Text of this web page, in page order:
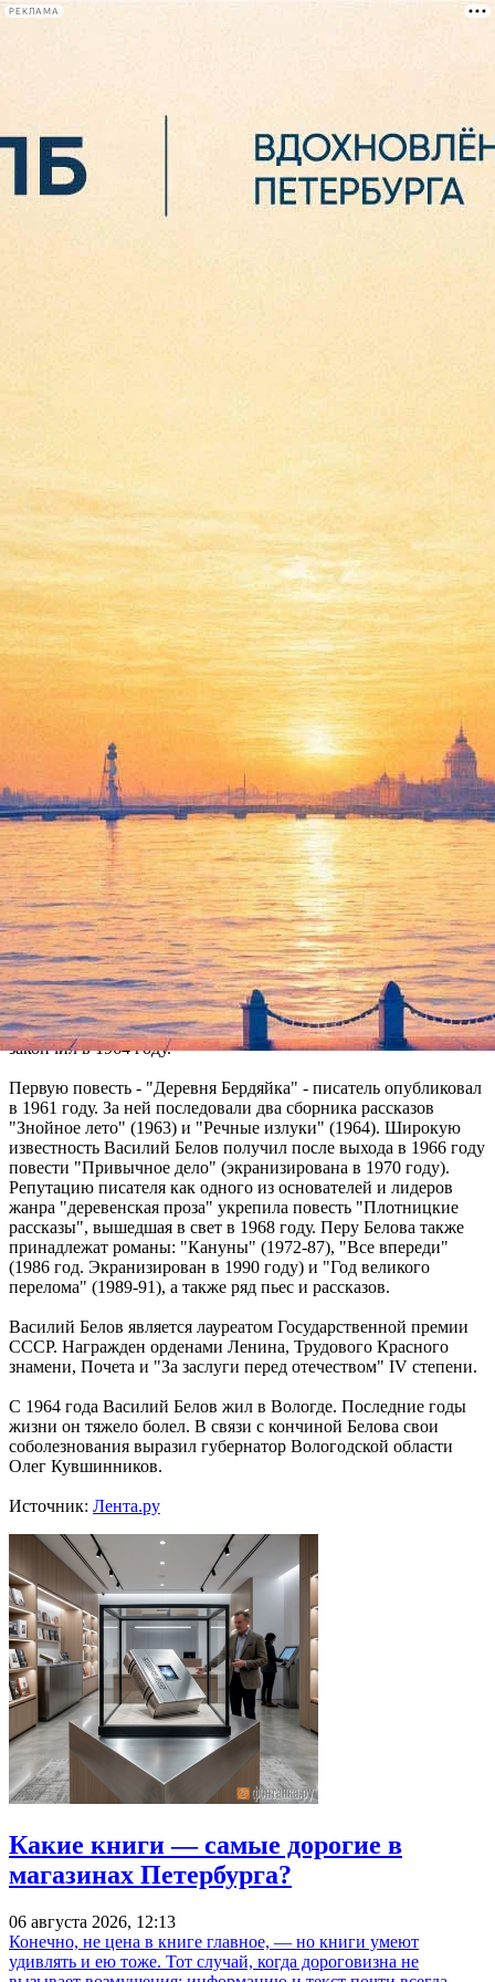
РЕКЛАМА
Сегодня:
Писатель Василий Белов
умер на 81-м году жизни
05 декабря 2012, 01:19 Версия для печати
Писатель Василий Белов - один из родоначальников жанра
"деревенской прозы" - скончался на 81-м году жизни, вечером
во вторник, 4 декабря, - сообщате "Лента.ру" со ссылкой на
главу Департамента культуры и охраны объектов культурного
наследия Всеволода Чубенко.
Василий Белов родился 23 октября 1932 года в деревне
Тимониха Вологодской области в семье крестьян. После
окончания деревенской школы Белов получил специальности
слесаря, моториста и электромонтера. Свои первые стихи,
называвшиеся "На страже Родины", Белов опубликовал в
газете Ленинградского военного округа, где он проходил
военную службу в 1952-1955 годах. Затем Белов поступил в
Литературный институт имени Горького в Москве, который
закончил в 1964 году.
Первую повесть - "Деревня Бердяйка" - писатель опубликовал
в 1961 году. За ней последовали два сборника рассказов
"Знойное лето" (1963) и "Речные излуки" (1964). Широкую
известность Василий Белов получил после выхода в 1966 году
повести "Привычное дело" (экранизирована в 1970 году).
Репутацию писателя как одного из основателей и лидеров
жанра "деревенская проза" укрепила повесть "Плотницкие
рассказы", вышедшая в свет в 1968 году. Перу Белова также
принадлежат романы: "Кануны" (1972-87), "Все впереди"
(1986 год. Экранизирован в 1990 году) и "Год великого
перелома" (1989-91), а также ряд пьес и рассказов.
Василий Белов является лауреатом Государственной премии
СССР. Награжден орденами Ленина, Трудового Красного
знамени, Почета и "За заслуги перед отечеством" IV степени.
С 1964 года Василий Белов жил в Вологде. Последние годы
жизни он тяжело болел. В связи с кончиной Белова свои
соболезнования выразил губернатор Вологодской области
Олег Кувшинников.
Источник: Лента.ру
Какие книги — самые дорогие в
магазинах Петербурга?
06 августа 2026, 12:13
Конечно, не цена в книге главное, — но книги умеют
удивлять и ею тоже. Тот случай, когда дороговизна не